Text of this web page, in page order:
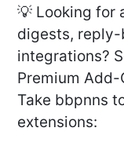
💡 Looking for
digests,
integrations?
Premium Add-
Take bbpnns
extensions: